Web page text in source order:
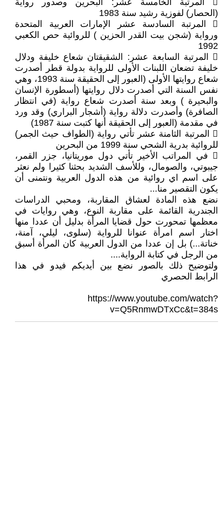
 المرتبة الخامسة عشر: البحرين وصدور رواية
(الحصار) لفوزية رشيد سنة 1983
 المرتبة السادسة عشر الإمارات العربية المتحدة
ورواية (شجن بيت القدر الحزين ) للروائية حص الكعبي
1992
 المرتبة السابعة عشر: الشقيقتان شعاع خليفة ودلال
خليفة تضعان اللبنات الأولى للرواية بدولة قطر أصدرت
شعاع روايتها الأولى (العبور إلى الحقيقة سنة 1993، وهي
نفس السنة التي أصدرت دلال روايتها (أسطورة الإنسان
والبحيرة ) وبعد سنة أصدرت شعاع رواية (في انتظار
الصافرة) وأصدرت دلالة رواية (أشجار البراري) وقد ورد
في مقدمة (العبور إلى الحقيقة أنها كتبت سنة 1987)
 المرتبة الثامنة عشر تأتي رواية (الطواف حيث الجمر)
للروائية بدرية الشحي سنة 1999 من البحرين
 في المراتب الأخير تأتي دول موريتانيا، جزر القمر،
جيبوتي، والصومال، وللأسف الشديد بحثنا كثيرا ولم نعثر
على اسم اي روائية من هذه الدول العربية ونتمنى أن
يكون التقصير منا...
نضع هذه المادة لعشاق المقاربة، ومحبي الدراسات
الجندرية القائمة على مقاربة النوع، وهي روايات في
معظمها تمحورت حول قضايا المرأة بدليل أن عددا منها
اختار اسم امرأة عنوانا للرواية (سلوى، ليلي، آمنة،
خناتة...) بل إن عددا من الدول العربية كان المرأة أسبق
من الرجل في كتابة الرواية....
ولتوضيح ذلك بالصور نضع بين أيديكم فيدو في هذا
الرابط الحصري
https://www.youtube.com/watch?
v=Q5RnmwDTxCc&t=384s